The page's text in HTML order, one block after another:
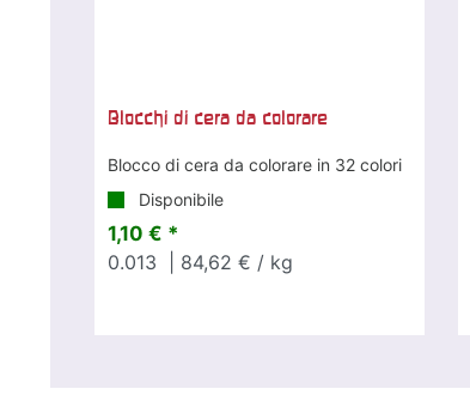
Blocchi di cera da colorare
Blocco di cera da colorare in 32 colori
Disponibile
1,10 € *
0.013
| 84,62 € / kg